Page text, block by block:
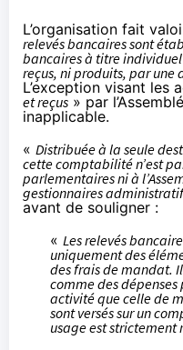
L’organisation fait
relevés bancaires sont
bancaires à titre individuel
reçus, ni produits, par
L’exception visant les
et reçus » par
inapplicable.
« Distribuée à la seule
cette comptabilité n’est
parlementaires ni à
gestionnaires
avant de souligner :
« Les relevés
uniquement des
des frais de mandat.
comme des
activité que celle de
sont versés sur un
usage est strictement